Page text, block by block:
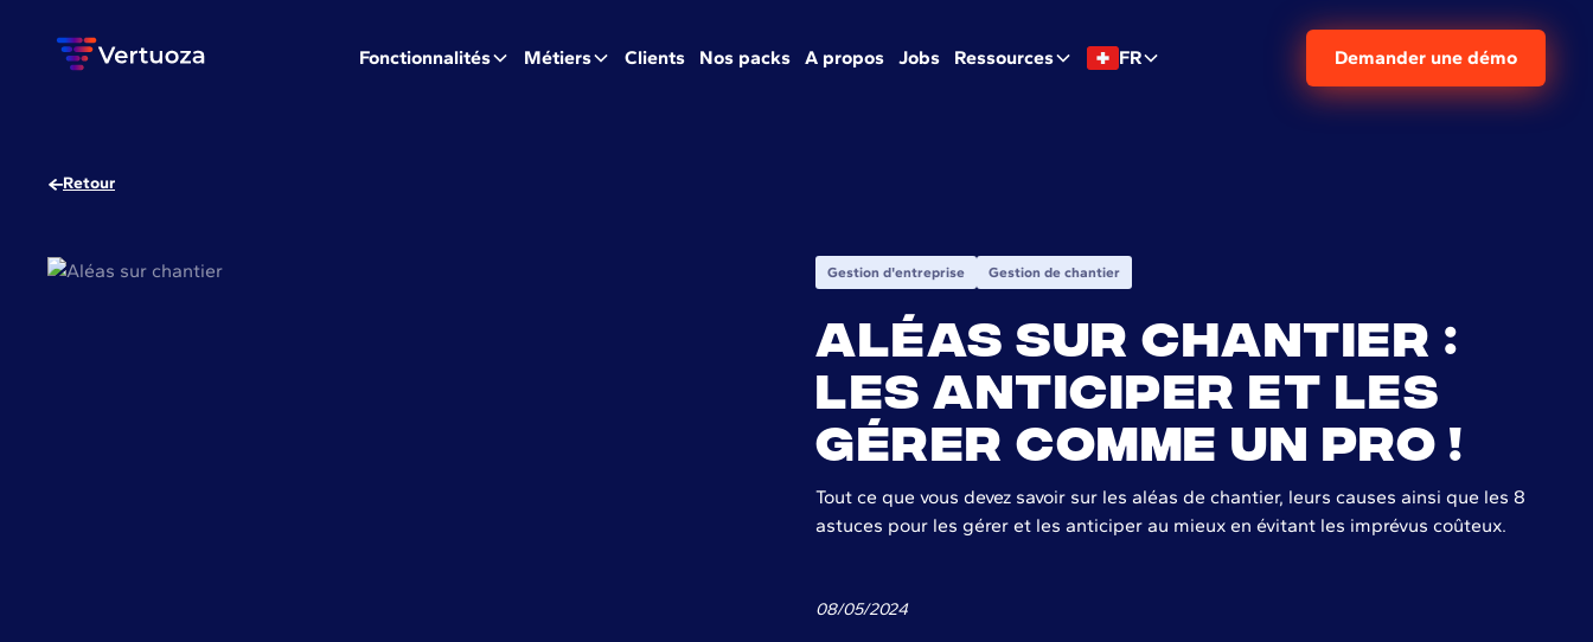
Fonctionnalités Métiers Clients Nos packs A propos Jobs Ressources FR Demander une démo
Retour
Gestion d'entreprise Gestion de chantier
Aléas sur chantier :
les anticiper et les
gérer comme un pro !
Tout ce que vous devez savoir sur les aléas de chantier, leurs causes ainsi que les 8
astuces pour les gérer et les anticiper au mieux en évitant les imprévus coûteux.
08/05/2024